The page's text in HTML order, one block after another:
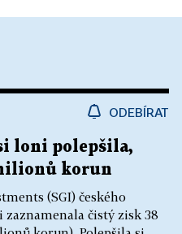
ODEBÍRAT
loni polepšila,
korun
(SGI) českého
čistý zisk 38